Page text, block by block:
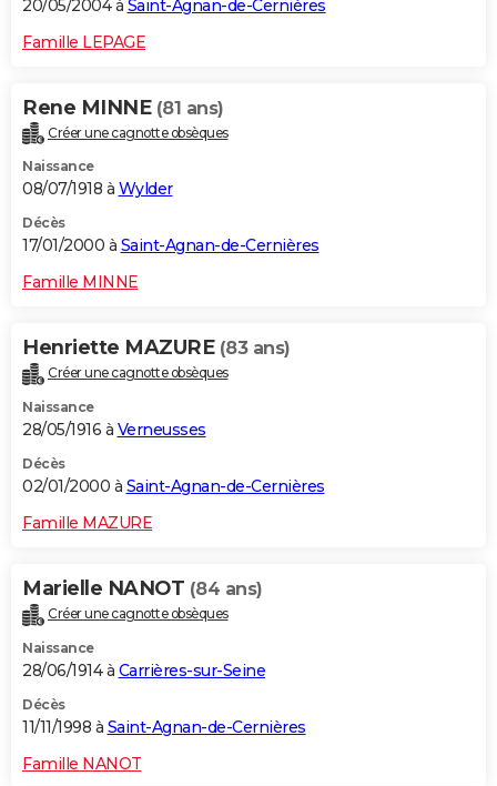
20/05/2004 à Saint-Agnan-de-Cernières
Famille LEPAGE
Rene MINNE (81 ans)
Créer une cagnotte obsèques
Naissance
08/07/1918 à Wylder
Décès
17/01/2000 à Saint-Agnan-de-Cernières
Famille MINNE
Henriette MAZURE (83 ans)
Créer une cagnotte obsèques
Naissance
28/05/1916 à Verneusses
Décès
02/01/2000 à Saint-Agnan-de-Cernières
Famille MAZURE
Marielle NANOT (84 ans)
Créer une cagnotte obsèques
Naissance
28/06/1914 à Carrières-sur-Seine
Décès
11/11/1998 à Saint-Agnan-de-Cernières
Famille NANOT